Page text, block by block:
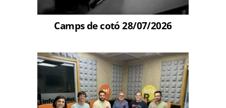
Camps de cotó 28/07/2026